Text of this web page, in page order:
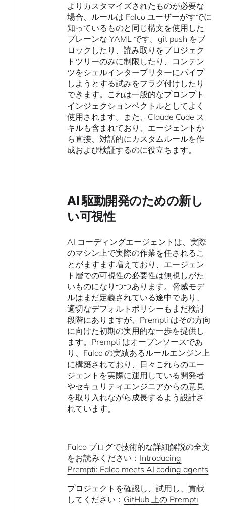
よりカスタマイズされたものが必要な
場合、ルールは Falco ユーザーがすでに
知っているものと同じ構文を使用した
プレーンな YAML です。git push をブ
ロックしたり、読み取りをプロジェク
トツリーのみに制限したり、コンテン
ツをシェルインタープリターにパイプ
しようとする試みをフラグ付けしたり
できます。これは一般的なプロンプト
インジェクションベクトルとしてよく
使用されます。また、Claude Code ス
キルも含まれており、エージェントか
ら直接、対話的にカスタムルールを作
成および検証するのに役立ちます。
AI 駆動開発のための新し
い可視性
AI コーディングエージェントは、実際
のマシン上で実際の作業を任されるこ
とがますます増えており、エージェン
ト層での可視性の必要性は無視しがた
いものになりつつあります。脅威モデ
ルはまだ定義されている途中であり、
適切なデフォルトポリシーもまだ検討
段階にありますが、Prempti はその方向
に向けた初期の実用的な一歩を提供し
ます。Prempti はオープンソースであ
り、Falco の実績あるルールエンジン上
に構築されており、日々これらのエー
ジェントを実際に運用している開発者
やセキュリティエンジニアからの意見
を取り入れながら成長するよう設計さ
れています。
Falco ブログで技術的な詳細解説の全文
をお読みください： Introducing
Prempti: Falco meets AI coding agents
プロジェクトを確認し、試用し、貢献
してください： GitHub 上の Prempti